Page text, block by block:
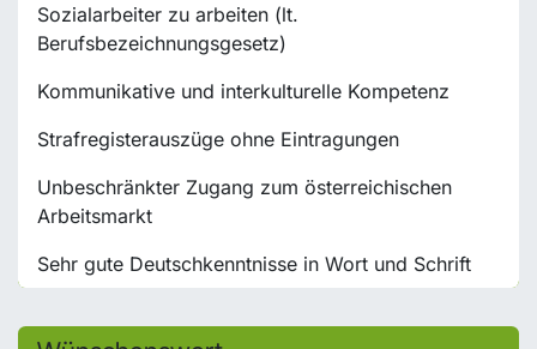
Sozialarbeiter zu arbeiten (lt.
Berufsbezeichnungsgesetz)
Kommunikative und interkulturelle Kompetenz
Strafregisterauszüge ohne Eintragungen
Unbeschränkter Zugang zum österreichischen
Arbeitsmarkt
Sehr gute Deutschkenntnisse in Wort und Schrift